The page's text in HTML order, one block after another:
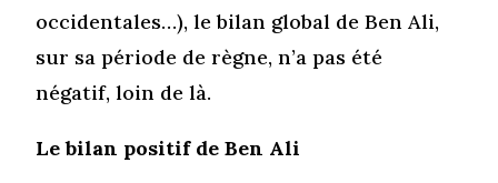
occidentales…), le bilan global de Ben Ali,
sur sa période de règne, n’a pas été
négatif, loin de là.
Le bilan positif de Ben Ali